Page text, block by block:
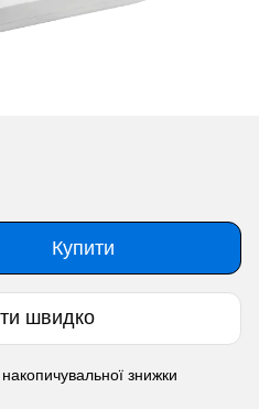
Купити
швидко
знижки